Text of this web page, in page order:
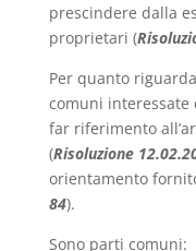
prescindere dalla
proprietari (
Per quanto
comuni interessate
far riferimento
(Risoluzione
orientamento
84).
Sono parti comuni: